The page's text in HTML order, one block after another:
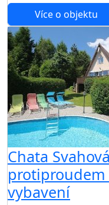
Více o objektu
Chata
protiproudem
vybavení